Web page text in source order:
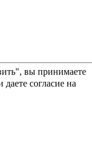
вы принимаете
даете согласие на